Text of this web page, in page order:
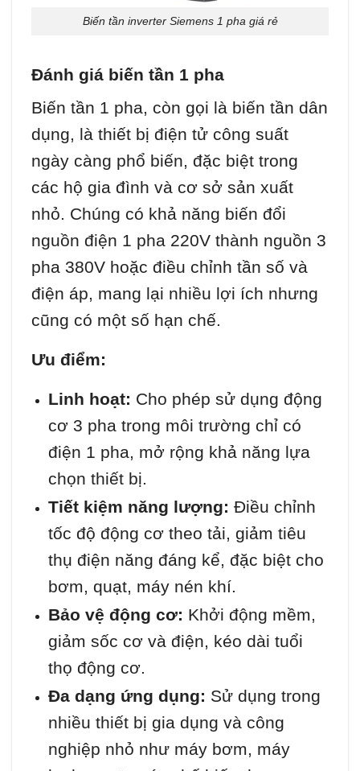
Biến tần inverter Siemens 1 pha giá rẻ
Đánh giá biến tần 1 pha
Biến tần 1 pha, còn gọi là biến tần dân
dụng, là thiết bị điện tử công suất
ngày càng phổ biến, đặc biệt trong
các hộ gia đình và cơ sở sản xuất
nhỏ. Chúng có khả năng biến đổi
nguồn điện 1 pha 220V thành nguồn 3
pha 380V hoặc điều chỉnh tần số và
điện áp, mang lại nhiều lợi ích nhưng
cũng có một số hạn chế.
Ưu điểm:
Linh hoạt: Cho phép sử dụng động
cơ 3 pha trong môi trường chỉ có
điện 1 pha, mở rộng khả năng lựa
chọn thiết bị.
Tiết kiệm năng lượng: Điều chỉnh
tốc độ động cơ theo tải, giảm tiêu
thụ điện năng đáng kể, đặc biệt cho
bơm, quạt, máy nén khí.
Bảo vệ động cơ: Khởi động mềm,
giảm sốc cơ và điện, kéo dài tuổi
thọ động cơ.
Đa dạng ứng dụng: Sử dụng trong
nhiều thiết bị gia dụng và công
nghiệp nhỏ như máy bơm, máy